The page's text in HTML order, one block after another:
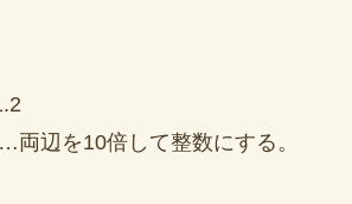
辺を10倍して整数にする。